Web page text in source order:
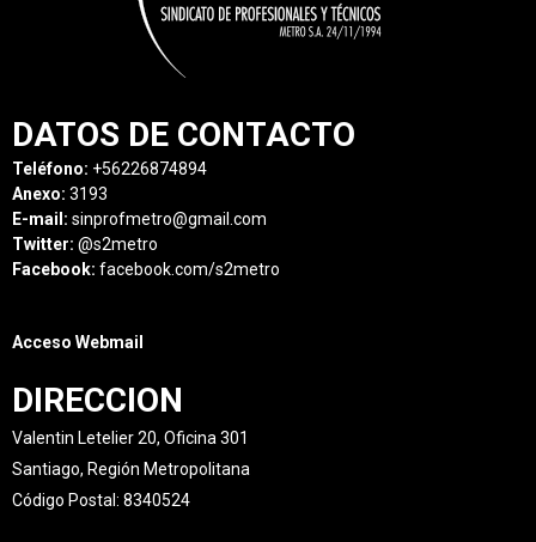
DATOS DE CONTACTO
Teléfono: +56226874894
Anexo: 3193
E-mail: sinprofmetro@gmail.com
Twitter: @s2metro
Facebook: facebook.com/s2metro
Acceso Webmail
DIRECCION
Valentin Letelier 20, Oficina 301
Santiago, Región Metropolitana
Código Postal: 8340524